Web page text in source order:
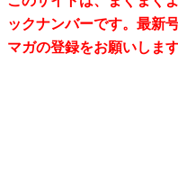
ックナンバーです。最新
マガの登録をお願いします